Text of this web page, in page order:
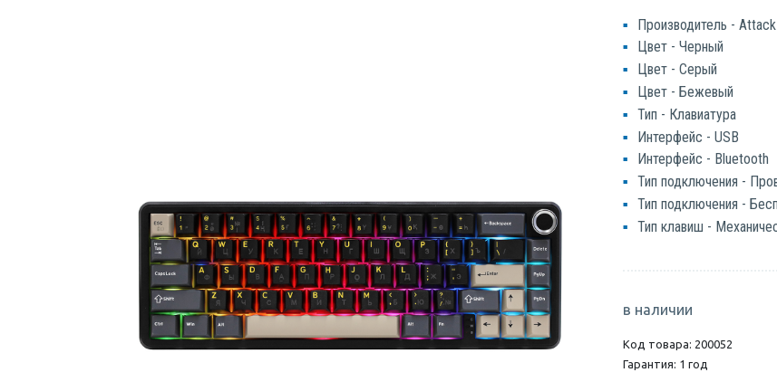
Производитель -
Цвет - Черный
Цвет - Серый
Цвет - Бежевый
Тип - Клавиатура
Интерфейс - USB
Интерфейс - Bluetooth
Тип подключения -
Тип подключения -
Тип клавиш -
в наличии
Код товара: 200052
Гарантия: 1 год